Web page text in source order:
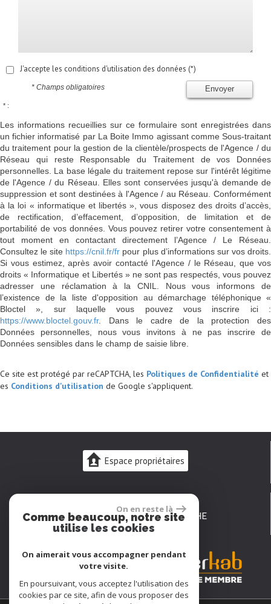
J'accepte les conditions d'utilisation des données (*)
Envoyer
* Champs obligatoires
* :
Les informations recueillies sur ce formulaire sont enregistrées dans
un fichier informatisé par La Boite Immo agissant comme Sous-traitant
du traitement pour la gestion de la clientèle/prospects de l'Agence / du
Réseau qui reste Responsable du Traitement de vos Données
personnelles. La base légale du traitement repose sur l'intérêt légitime
de l'Agence / du Réseau. Elles sont conservées jusqu'à demande de
suppression et sont destinées à l'Agence / au Réseau. Conformément
à la loi « informatique et libertés », vous disposez des droits d’accès,
de rectification, d’effacement, d’opposition, de limitation et de
portabilité de vos données. Vous pouvez retirer votre consentement à
tout moment en contactant directement l’Agence / Le Réseau.
Consultez le site https://cnil.fr/fr pour plus d’informations sur vos droits.
Si vous estimez, après avoir contacté l'Agence / le Réseau, que vos
droits « Informatique et Libertés » ne sont pas respectés, vous pouvez
adresser une réclamation à la CNIL. Nous vous informons de
l’existence de la liste d'opposition au démarchage téléphonique «
Bloctel », sur laquelle vous pouvez vous inscrire ici :
https://www.bloctel.gouv.fr. Dans le cadre de la protection des
Données personnelles, nous vous invitons à ne pas inscrire de
Données sensibles dans le champ de saisie libre.
Ce site est protégé par reCAPTCHA, les Politiques de Confidentialité et
es Conditions d'utilisation de Google s'appliquent.
Espace propriétaires
23 rue Carnot-72200 LA FLÈCHE
laflecheimmo@gmail.com
On en reste là
Comme beaucoup, notre site
utilise les cookies
On aimerait vous accompagner pendant
votre visite.
En poursuivant, vous acceptez l'utilisation des
cookies par ce site, afin de vous proposer des